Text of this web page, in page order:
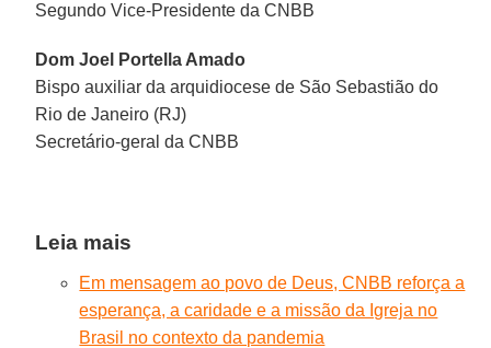
Segundo Vice-Presidente da CNBB
Dom Joel Portella Amado
Bispo auxiliar da arquidiocese de São Sebastião do
Rio de Janeiro (RJ)
Secretário-geral da CNBB
Leia mais
Em mensagem ao povo de Deus, CNBB reforça a
esperança, a caridade e a missão da Igreja no
Brasil no contexto da pandemia